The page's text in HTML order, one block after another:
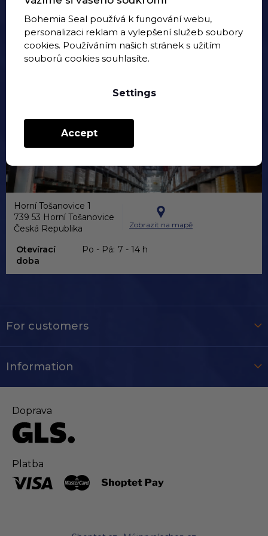
Bohemia Seal používá k fungování webu,
personalizaci reklam a vylepšení služeb soubory
cookies. Používáním našich stránek s užitím
souborů cookies souhlasíte.
Settings
Accept
(Po-Pá 7:00 - 14:00h)
eshop@bohemiaseal.cz
Follow our LinkedIn
For customers
Information
Horní Tošanovice 1
739 53 Horní Tošanovice
Česká Republika
Zobrazit na mapě
Otevírací
doba
Po - Pá: 7 - 14 h
Doprava
Platba